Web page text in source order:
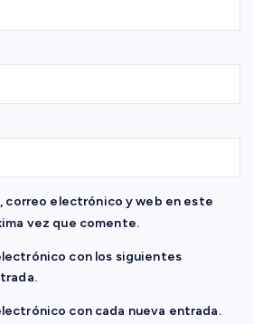
correo electrónico y web en este
vez que comente.
con los siguientes
con cada nueva entrada.